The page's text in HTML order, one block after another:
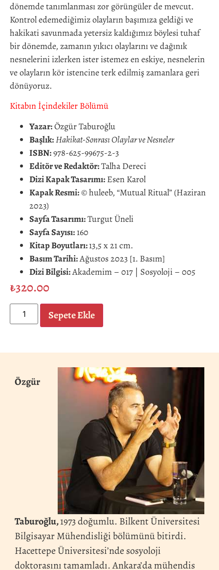
dönemde tanımlanması zor görüngüler de mevcut.
Kontrol edemediğimiz olayların başımıza geldiği ve
hakikati savunmada yetersiz kaldığımız böylesi tuhaf
bir dönemde, zamanın yıkıcı olaylarını ve dağınık
nesnelerini izlerken ister istemez en eskiye, nesnelerin
ve olayların kör istencine terk edilmiş zamanlara geri
dönüyoruz.
Kitabın İçindekiler Bölümü
Yazar:Özgür Taburoğlu
Başlık:Hakikat-Sonrası Olaylar ve Nesneler
ISBN:978-625-99675-2-3
Editör ve Redaktör:Talha Dereci
Dizi Kapak Tasarımı: Esen Karol
Kapak Resmi:© huleeb, “Mutual Ritual” (Haziran
2023)
Sayfa Tasarımı:Turgut Üneli
Sayfa Sayısı:160
Kitap Boyutları:13,5 x 21 cm.
Basım Tarihi:Ağustos 2023 [1. Basım]
Dizi Bilgisi:Akademim – 017 | Sosyoloji – 005
₺320.00
Sepete Ekle
Özgür
Taburoğlu,1973 doğumlu. Bilkent Üniversitesi
Bilgisayar Mühendisliği bölümünü bitirdi.
Hacettepe Üniversitesi’nde sosyoloji
doktorasını tamamladı. Ankara’da mühendis